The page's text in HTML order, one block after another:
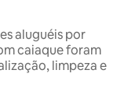
aluguéis por
caiaque foram
limpeza e